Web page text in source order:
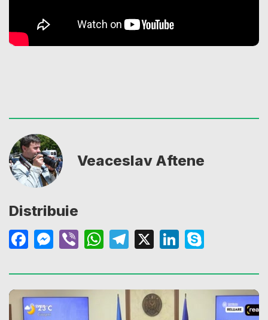
Veaceslav Aftene
Distribuie
Facebook
Messenger
ViberWhatsApp
Telegram
X LinkedIn